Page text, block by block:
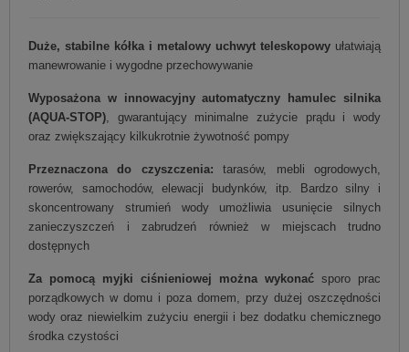
Duże, stabilne kółka i metalowy uchwyt teleskopowy ułatwiają
manewrowanie i wygodne przechowywanie
Wyposażona w innowacyjny automatyczny hamulec silnika
(AQUA-STOP​) , gwarantujący minimalne zużycie prądu i wody
oraz zwiększający kilkukrotnie żywotność pompy
Przeznaczona do czyszczenia: tarasów, mebli ogrodowych,
rowerów, samochodów, elewacji budynków, itp. Bardzo silny i
skoncentrowany strumień wody umożliwia usunięcie silnych
zanieczyszczeń i zabrudzeń również w miejscach trudno
dostępnych
Za pomocą myjki ciśnieniowej można wykonać sporo prac
porządkowych w domu i poza domem, przy dużej oszczędności
wody oraz niewielkim zużyciu energii i bez dodatku chemicznego
środka czystości